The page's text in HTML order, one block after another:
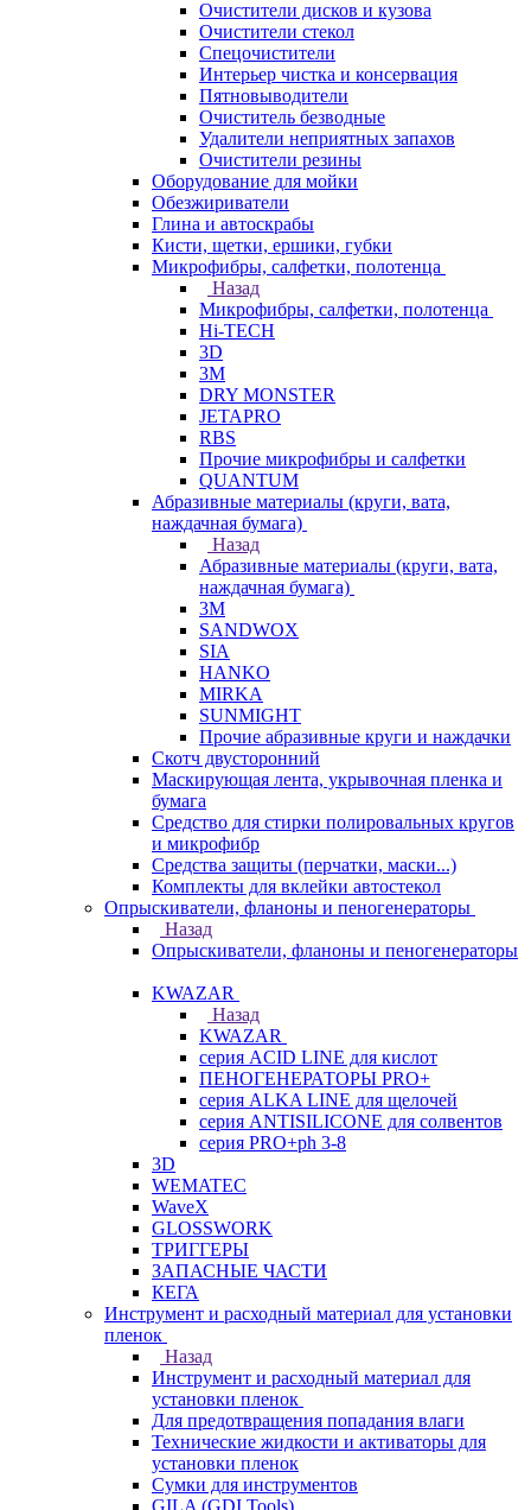
Очистители дисков и кузова
Очистители стекол
Спецочистители
Интерьер чистка и консервация
Пятновыводители
Очиститель безводные
Удалители неприятных запахов
Очистители резины
Оборудование для мойки
Обезжириватели
Глина и автоскрабы
Кисти, щетки, ершики, губки
Микрофибры, салфетки, полотенца
Назад
Микрофибры, салфетки, полотенца
Hi-TECH
3D
3М
DRY MONSTER
JETAPRO
RBS
Прочие микрофибры и салфетки
QUANTUM
Абразивные материалы (круги, вата,
наждачная бумага)
Назад
Абразивные материалы (круги, вата,
наждачная бумага)
3М
SANDWOX
SIA
HANKO
MIRKA
SUNMIGHT
Прочие абразивные круги и наждачки
Скотч двусторонний
Маскирующая лента, укрывочная пленка и
бумага
Средство для стирки полировальных кругов
и микрофибр
Средства защиты (перчатки, маски...)
Комплекты для вклейки автостекол
Опрыскиватели, фланоны и пеногенераторы
Назад
Опрыскиватели, фланоны и пеногенераторы
KWAZAR
Назад
KWAZAR
серия ACID LINE для кислот
ПЕНОГЕНЕРАТОРЫ PRO+
серия ALKA LINE для щелочей
серия ANTISILICONE для солвентов
серия PRO+ph 3-8
3D
WEMATEC
WaveX
GLOSSWORK
ТРИГГЕРЫ
ЗАПАСНЫЕ ЧАСТИ
КЕГА
Инструмент и расходный материал для установки
пленок
Назад
Инструмент и расходный материал для
установки пленок
Для предотвращения попадания влаги
Технические жидкости и активаторы для
установки пленок
Сумки для инструментов
GILA (GDI Tools)